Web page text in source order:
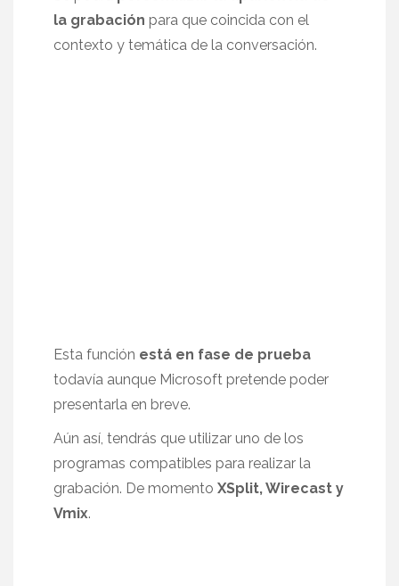
la grabación para que coincida con el
contexto y temática de la conversación.
Esta función está en fase de prueba
todavía aunque Microsoft pretende poder
presentarla en breve.
Aún así, tendrás que utilizar uno de los
programas compatibles para realizar la
grabación. De momento XSplit, Wirecast y
Vmix.